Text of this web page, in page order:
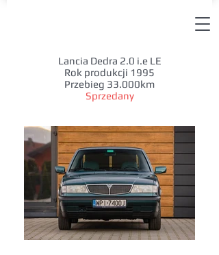
Lancia Dedra 2.0 i.e LE
Rok produkcji 1995
Przebieg 33.000km
Sprzedany